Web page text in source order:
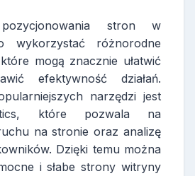
stron w
wykorzystać różnorodne
mogą znacznie ułatwić
efektywność działań.
narzędzi jest
które pozwala na
na stronie oraz analizę
Dzięki temu można
i słabe strony witryny